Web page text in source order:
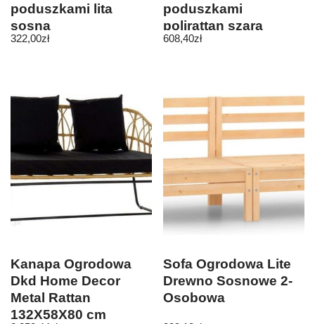
poduszkami lita
sosna
322,00zł
poduszkami
polirattan szara
45898
608,40zł
Kanapa Ogrodowa
Dkd Home Decor
Metal Rattan
132X58X80 cm
Sofa Ogrodowa Lite
Drewno Sosnowe 2-
Osobowa